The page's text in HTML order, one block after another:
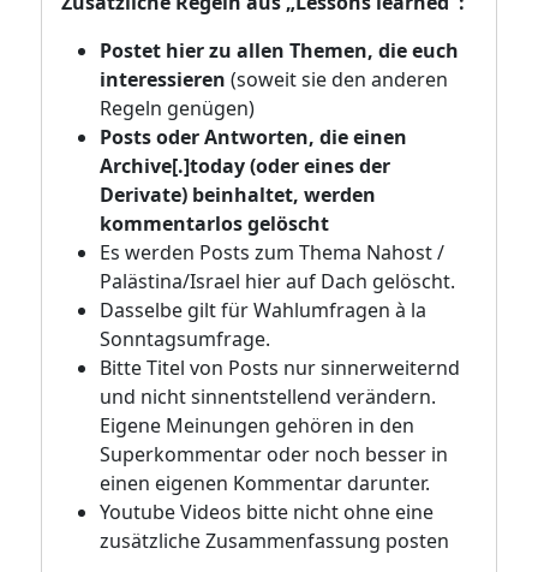
Postet hier zu allen Themen, die euch
interessieren (soweit sie den anderen
Regeln genügen)
Posts oder Antworten, die einen
Archive[.]today (oder eines der
Derivate) beinhaltet, werden
kommentarlos gelöscht
Es werden Posts zum Thema Nahost /
Palästina/Israel hier auf Dach gelöscht.
Dasselbe gilt für Wahlumfragen à la
Sonntagsumfrage.
Bitte Titel von Posts nur sinnerweiternd
und nicht sinnentstellend verändern.
Eigene Meinungen gehören in den
Superkommentar oder noch besser in
einen eigenen Kommentar darunter.
Youtube Videos bitte nicht ohne eine
zusätzliche Zusammenfassung posten